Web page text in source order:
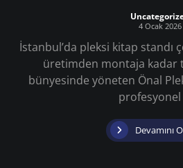
4 Ocak 2026
İstanbul’da pleksi kitap standı
üretimden montaja kadar
bünyesinde yöneten Önal
profesyonel
Devamını